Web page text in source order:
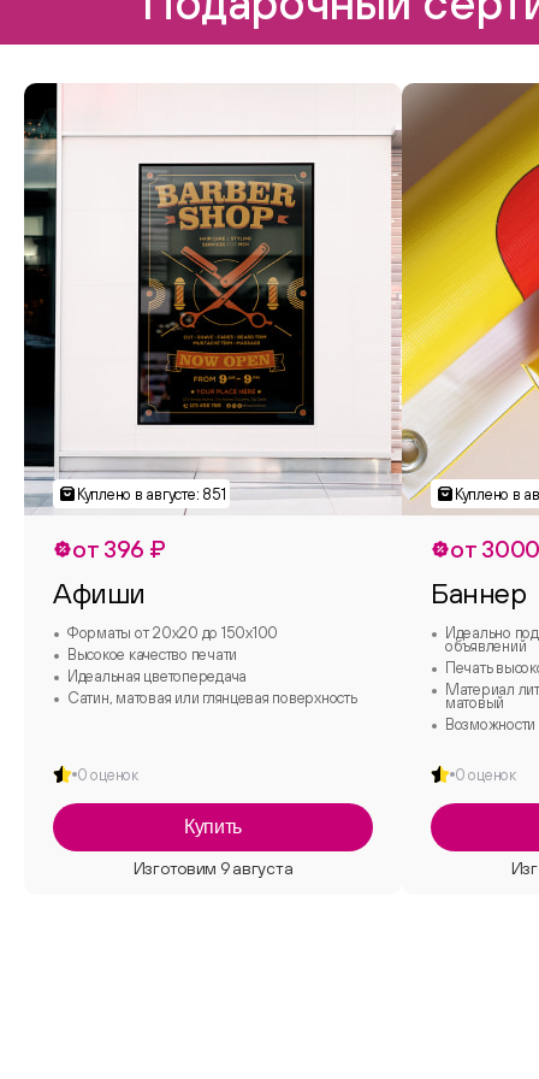
от 396 ₽
Афиши
Форматы от 20х20 до 150х100
Высокое качество печати
Идеальная цветопередача
Сатин, матовая или глянцевая поверхность
0 оценок
Купить
от
Баннер
Идеально
объявлений
Печать
Материал
матовый
0 оценок